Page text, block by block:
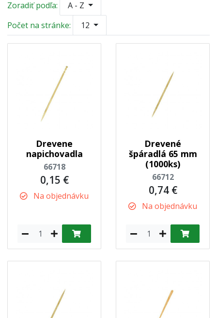
Zoradiť podľa:
A - Z
Počet na stránke:
12
Drevene
napichovadla
66718
0,15 €
Na objednávku
Drevené
špáradlá 65 mm
(1000ks)
66712
0,74 €
Na objednávku